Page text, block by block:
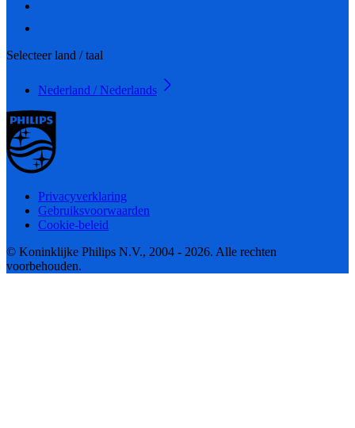
Selecteer land / taal
Nederland / Nederlands
Privacyverklaring
Gebruiksvoorwaarden
Cookie-beleid
© Koninklijke Philips N.V., 2004 - 2026. Alle rechten
voorbehouden.